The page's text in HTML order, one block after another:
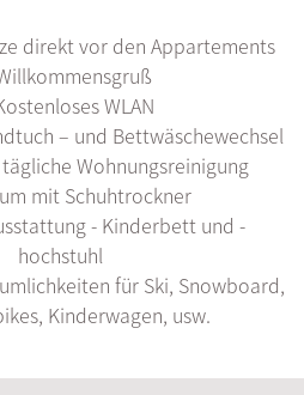
direkt vor den Appartements
WLAN
– und Bettwäschewechsel
Wohnungsreinigung
mit Schuhtrockner
- Kinderbett und -
hochstuhl
für Ski, Snowboard,
Kinderwagen, usw.